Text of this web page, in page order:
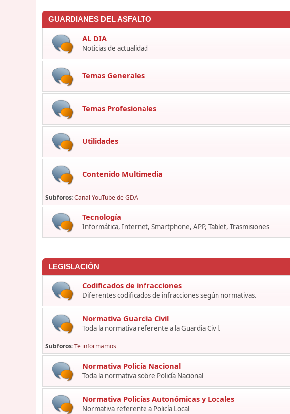
GUARDIANES DEL ASFALTO
AL DIA
Noticias de actualidad
Temas Generales
Temas Profesionales
Utilidades
Contenido Multimedia
Subforos Canal YouTube de GDA
Tecnología
Informática, Internet, Smartphone, APP, Tablet, Trasmisiones
LEGISLACIÓN
Codificados de infracciones
Diferentes codificados de infracciones según normativas.
Normativa Guardia Civil
Toda la normativa referente a la Guardia Civil.
Subforos Te informamos
Normativa Policía Nacional
Toda la normativa sobre Policía Nacional
Normativa Policías Autonómicas y Locales
Normativa referente a Policía Local